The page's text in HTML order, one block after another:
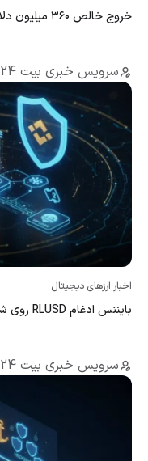
خروج خالص ۳۶۰ میلیون دلاری از ETFهای اسپات بیت‌کوین آمریکا
سرویس خبری بیت 24
اخبار ارزهای دیجیتال
بایننس ادغام RLUSD روی شبکه XRP را تکمیل کرد
سرویس خبری بیت 24